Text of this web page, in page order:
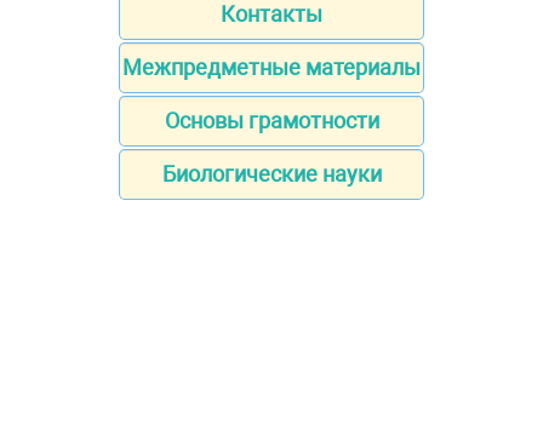
Контакты
Межпредметные материалы
Основы грамотности
Биологические науки